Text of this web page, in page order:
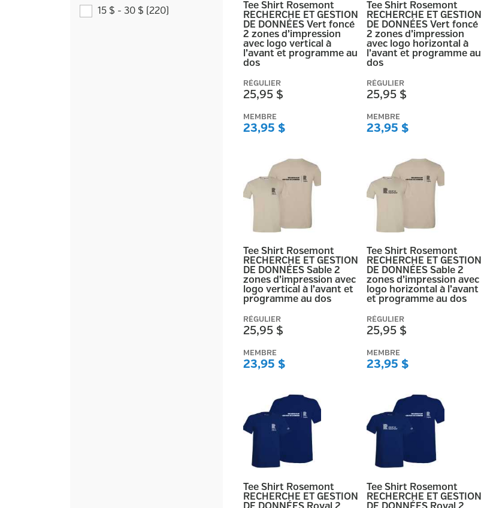
15 $ - 30 $ 220
Tee Shirt Rosemont
RECHERCHE ET GESTION
DE DONNÉES Vert foncé
2 zones d’impression
avec logo vertical à
l’avant et programme au
dos
RÉGULIER
25,95 $
MEMBRE
23,95 $
Tee Shirt Rosemont
RECHERCHE ET GESTION
DE DONNÉES Vert foncé
2 zones d’impression
avec logo horizontal à
l’avant et programme au
dos
RÉGULIER
25,95 $
MEMBRE
23,95 $
Tee Shirt Rosemont
RECHERCHE ET GESTION
DE DONNÉES Sable 2
zones d’impression avec
logo vertical à l’avant et
programme au dos
RÉGULIER
25,95 $
MEMBRE
23,95 $
Tee Shirt Rosemont
RECHERCHE ET GESTION
DE DONNÉES Sable 2
zones d’impression avec
logo horizontal à l’avant
et programme au dos
RÉGULIER
25,95 $
MEMBRE
23,95 $
Tee Shirt Rosemont
RECHERCHE ET GESTION
Tee Shirt Rosemont
RECHERCHE ET GESTION